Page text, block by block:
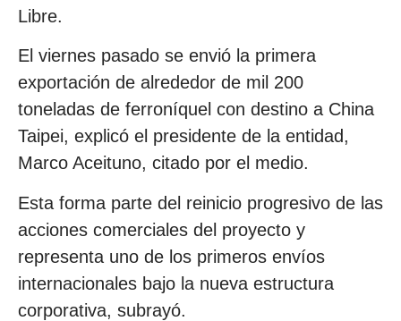
Libre.
El viernes pasado se envió la primera
exportación de alrededor de mil 200
toneladas de ferroníquel con destino a China
Taipei, explicó el presidente de la entidad,
Marco Aceituno, citado por el medio.
Esta forma parte del reinicio progresivo de las
acciones comerciales del proyecto y
representa uno de los primeros envíos
internacionales bajo la nueva estructura
corporativa, subrayó.